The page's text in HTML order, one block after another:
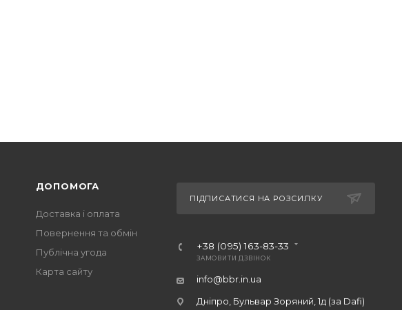
ДОПОМОГА
Доставка і оплата
Повернення та обмін
Публічна угода
Карта сайту
ПІДПИСАТИСЯ НА РОЗСИЛКУ
+38 (095) 163-83-33
ЗАМОВИТИ ДЗВІНОК
info@bbr.in.ua
Дніпро, Бульвар Зоряний, 1д (за Dafi)